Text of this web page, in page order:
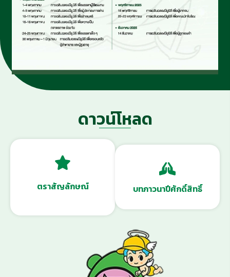
ดาวน์โหลด
ตราสัญลักษณ์ บทภาวนาปีศักดิ์สิทธิ์